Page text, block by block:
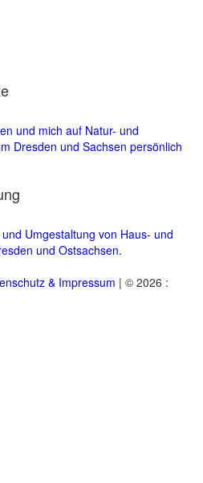
und mich auf Natur- und
Dresden und Sachsen persönlich
Umgestaltung von Haus- und
und Ostsachsen.
& Impressum | © 2026 :